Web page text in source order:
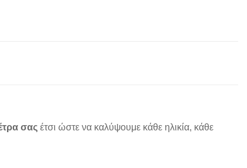
σας έτσι ώστε να καλύψουμε κάθε ηλικία, κάθε